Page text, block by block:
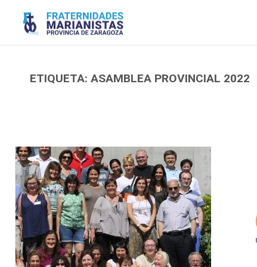
ETIQUETA: ASAMBLEA PROVINCIAL 2022